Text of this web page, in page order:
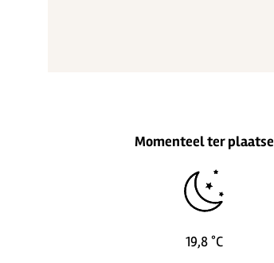
Momenteel ter plaatse
19,8 °C